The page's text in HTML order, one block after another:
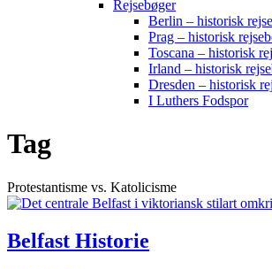
Rejsebøger
Berlin – historisk
Prag – historisk
Toscana – historisk
Irland – historisk
Dresden – historisk
I Luthers Fodspor
Tag
Protestantisme vs. Katolicisme
Belfast Historie